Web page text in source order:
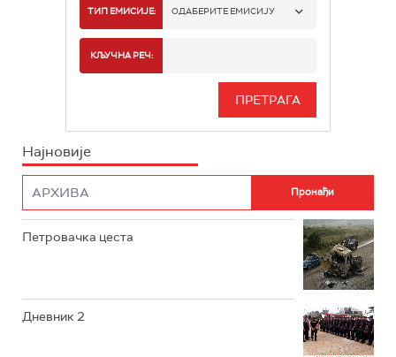
РТС 1
РТС 3
ТИП ЕМИСИЈЕ: ОДАБЕРИТЕ ЕМИСИЈУ
ИНФО
КЉУЧНА РЕЧ:
Најновије
Петровачка цеста
Дневник 2